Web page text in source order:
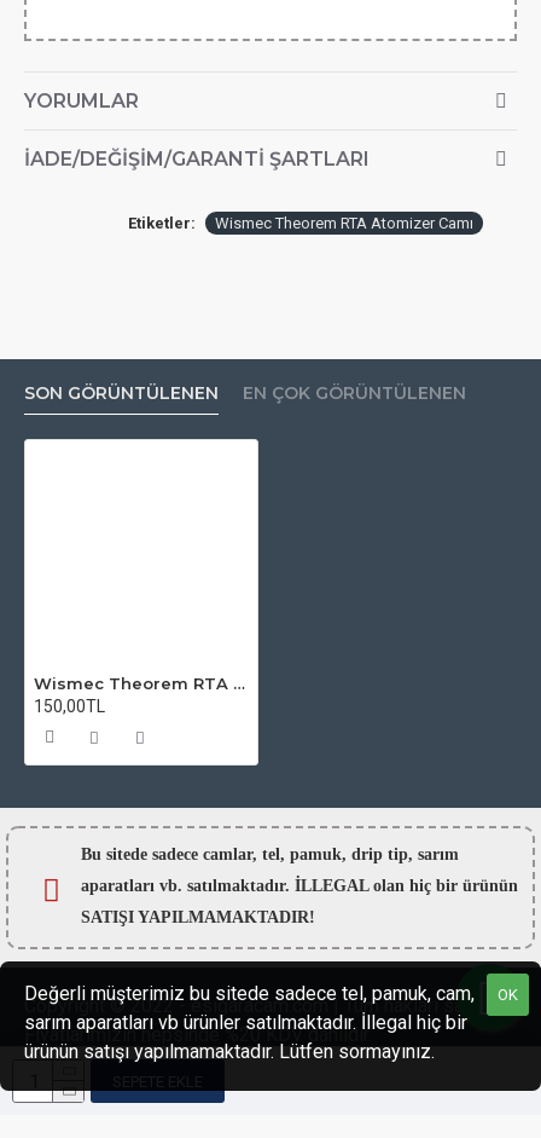
YORUMLAR
İADE/DEĞIŞIM/GARANTI ŞARTLARI
Etiketler: Wismec Theorem RTA Atomizer Camı
SON GÖRÜNTÜLENEN EN ÇOK GÖRÜNTÜLENEN
Wismec Theorem RTA Atomizer Camı
150,00TL
Bu sitede sadece camlar, tel, pamuk, drip tip, sarım
aparatları vb. satılmaktadır. İLLEGAL olan hiç bir ürünün
SATIŞI YAPILMAMAKTADIR!
Copyright © 2022 - esigaracam.com | Tüm hakları saklıdır.
Fiyatlarımızın hepsinde %20 KDV dahildir.
OK
Değerli müşterimiz bu sitede sadece tel, pamuk, cam,
sarım aparatları vb ürünler satılmaktadır. İllegal hiç bir
ürünün satışı yapılmamaktadır. Lütfen sormayınız.